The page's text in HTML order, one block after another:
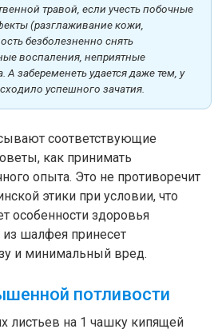
травой, если учесть побочные
(разглаживание кожи,
безболезненно снять
воспаления, неприятные
А забеременеть удается даже тем, у
успешного зачатия.
соответствующие
как принимать
опыта. Это не противоречит
этики при условии, что
особенности здоровья
из шалфея принесет
и минимальный вред.
потливости
листьев на 1 чашку кипящей